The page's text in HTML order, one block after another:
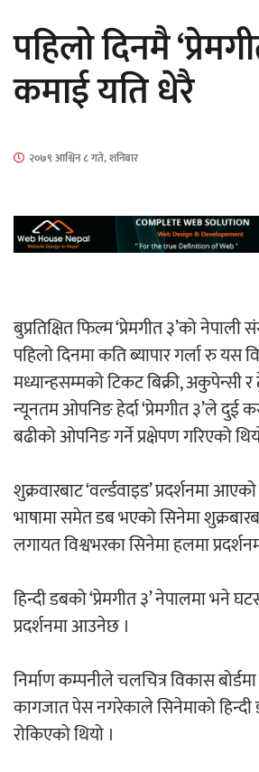
सार्वजनिक
नियन्त्रणमा
‘ईयुमा डट कम’ले
औपचारिक सेवा
‘आइतबारको अफिस’ को
पहिलो दिनमै
कमाई यति धेरै
२०७९ आश्विन ८ गते, शनिबार
बुप्रतिक्षित फिल्म ‘प्रेमगीत ३’को
पहिलो दिनमा कति ब्यापार गर्ला रु यस
मध्यान्हसम्मको टिकट बिक्री, अकुपेन्सी र
न्यूनतम ओपनिङ हेर्दा ‘प्रेमगीत ३’ले दुई
बढीको ओपनिङ गर्ने प्रक्षेपण गरिएको
शुक्रवारबाट ‘वर्ल्डवाइड’ प्रदर्शनमा आएको
भाषामा समेत डब भएको सिनेमा
लगायत विश्वभरका सिनेमा हलमा
हिन्दी डबको ‘प्रेमगीत ३’ नेपालमा भने
प्रदर्शनमा आउनेछ ।
निर्माण कम्पनीले चलचित्र विकास
कागजात पेस नगरेकाले सिनेमाको
रोकिएको थियो ।